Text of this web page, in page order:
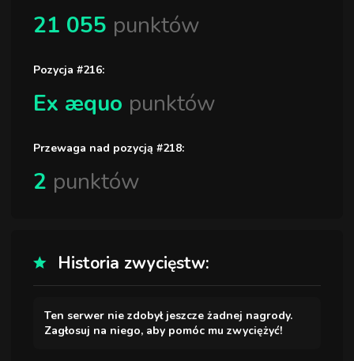
21 055 punktów
Pozycja #216:
Ex æquo punktów
Przewaga nad pozycją #218:
2 punktów
Historia zwycięstw:
Ten serwer nie zdobył jeszcze żadnej nagrody.
Zagłosuj na niego, aby pomóc mu zwyciężyć!